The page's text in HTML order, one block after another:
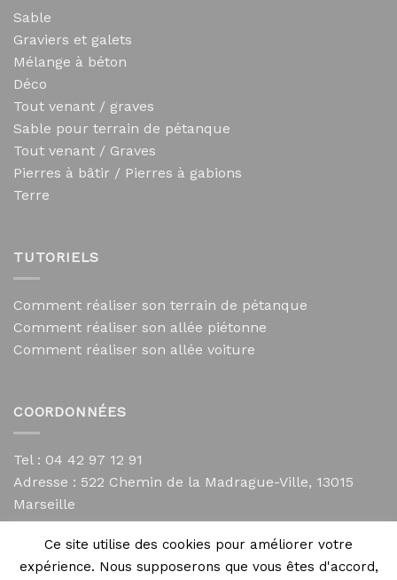
Sable
Graviers et galets
Mélange à béton
Déco
Tout venant / graves
Sable pour terrain de pétanque
Tout venant / Graves
Pierres à bâtir / Pierres à gabions
Terre
TUTORIELS
Comment réaliser son terrain de pétanque
Comment réaliser son allée piétonne
Comment réaliser son allée voiture
COORDONNÉES
Tel : 04 42 97 12 91
Adresse : 522 Chemin de la Madrague-Ville, 13015
Marseille
contact@mycailloux.com
Mentions légales
Ce site utilise des cookies pour améliorer votre
expérience. Nous supposerons que vous êtes d'accord,